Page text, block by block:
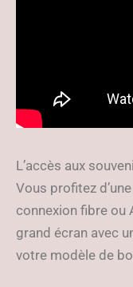
L’accès aux
Vous profitez
connexion fibre ou
grand écran avec
votre modèle de